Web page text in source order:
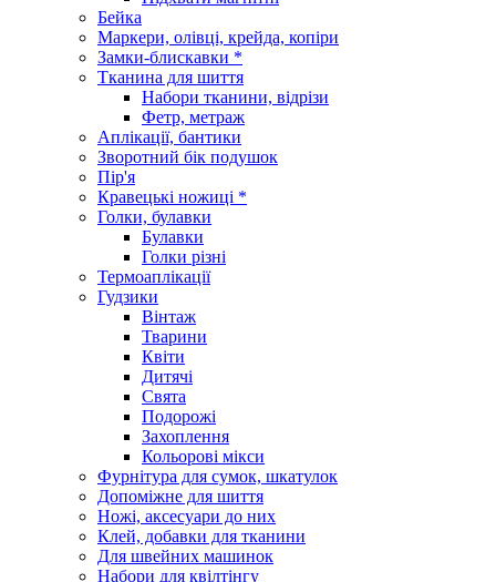
Бейка
Маркери, олівці, крейда, копіри
Замки-блискавки *
Тканина для шиття
Набори тканини, відрізи
Фетр, метраж
Аплікації, бантики
Зворотний бік подушок
Пір'я
Кравецькі ножиці *
Голки, булавки
Булавки
Голки різні
Термоаплікації
Гудзики
Вінтаж
Тварини
Квіти
Дитячі
Свята
Подорожі
Захоплення
Кольорові мікси
Фурнітура для сумок, шкатулок
Допоміжне для шиття
Ножі, аксесуари до них
Клей, добавки для тканини
Для швейних машинок
Набори для квілтінгу